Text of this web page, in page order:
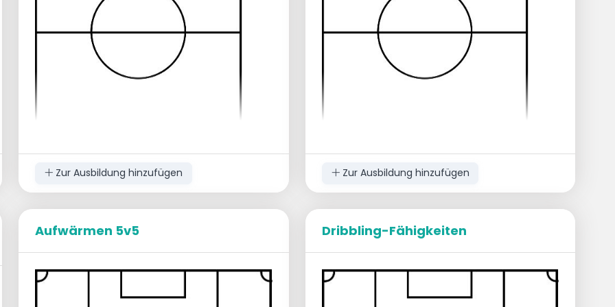
Andere technische oder Aufwärmübung
entlang der Hütchen anstelle des
Dribbelns.
Ausführung
Übung kann auf beiden Seiten
Aufwärmen 3 Übungen +- 8 min
1. 6m Sprint neben dem Spielfeld.
machen 1 Bein vorne 1 hinten
Zur Ausbildung hinzufügen
Entfernung etwa 10 Meter
Gehübung: zunächst leichtes Gehtempo 3x
Die Spieler sollen nebeneinander auf dem
Zur Ausbildung hinzufügen
Aufwärmen 5v5 Dribbling-Fähigkeiten